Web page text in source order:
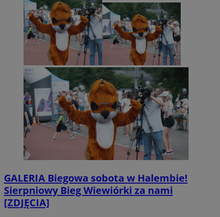
GALERIA Biegowa sobota w Halembie!
Sierpniowy Bieg Wiewiórki za nami
[ZDJĘCIA]